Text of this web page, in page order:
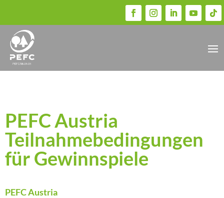
PEFC Austria
Teilnahmebedingungen
für Gewinnspiele
PEFC Austria